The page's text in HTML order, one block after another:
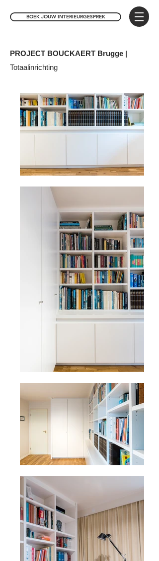
BOEK JOUW INTERIEURGESPREK
PROJECT BOUCKAERT Brugge |
Totaalinrichting